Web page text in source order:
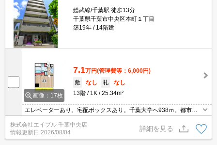
総武線/千葉駅 徒歩13分
千葉県千葉市中央区本町１丁目
築19年
14階建
画像：17枚
7.1万円(管理費等：6,000円)
敷
なし 礼
なし
13階
1K 25.34m²
エレベーターあり。宅配ボックスあり。千葉大学へ938ｍ。都市ガ
ス使用。エアコン付き。2口ガスコンロ付。室内洗濯機置場。オー
トロック。SRC造。
株式会社エイブル 千葉中央店
情報更新日 2026/08/04
詳細を見る